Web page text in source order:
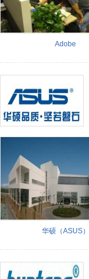
Adobe
华硕（ASUS）